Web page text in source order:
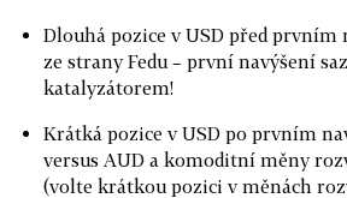
Dlouhá pozice v USD před prvním
ze strany Fedu – první navýšení
katalyzátorem!
Krátká pozice v USD po prvním
versus AUD a komoditní měny
(volte krátkou pozici v měnách